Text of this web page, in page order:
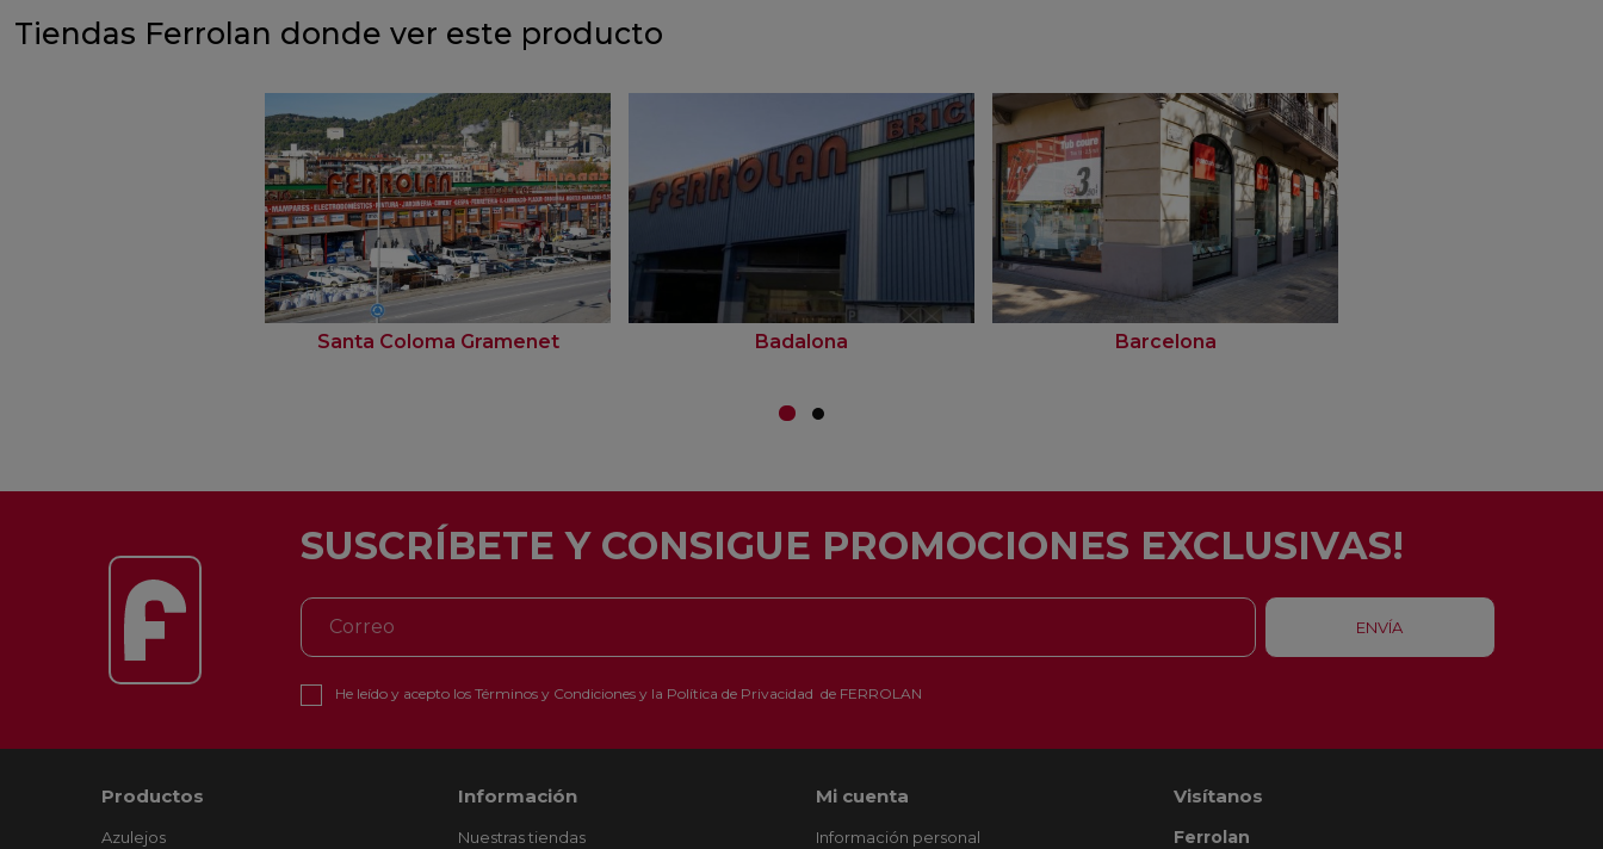
Tiendas Ferrolan donde ver este producto
Santa Coloma Gramenet Badalona Barcelona
SUSCRÍBETE Y CONSIGUE PROMOCIONES EXCLUSIVAS!
He leído y acepto los Términos y Condicionesy la Política de Privacidad de FERROLAN
Productos
Azulejos
Información
Nuestras tiendas
Mi cuenta
Información personal
Visítanos
Ferrolan